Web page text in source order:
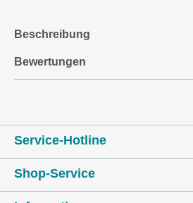
Beschreibung
Bewertungen
Service-Hotline
Shop-Service